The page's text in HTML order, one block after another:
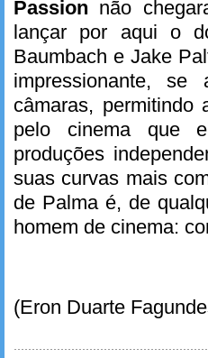
Passion não
lançar por aqui o
Baumbach e Jake
impressionante,
câmaras, permitindo
pelo cinema que
produções
suas curvas mais
de Palma é, de
homem de cinema:
(Eron Duarte